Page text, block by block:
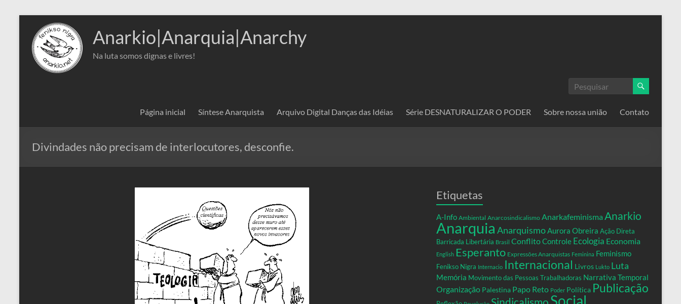
conteúdo
Anarkio|Anarquia|Anarchy
Na luta somos dignas e livres!
Página inicial Síntese Anarquista Arquivo Digital Danças das Idéias Série DESNATURALIZAR O PODER Sobre nossa união Contato
Divindades não precisam de interlocutores, desconfie.
Etiquetas
A-Info Ambiental Anarcosindicalismo Anarkafeminisma Anarkio
Anarquia AnarquismoAurora Obreira Ação Direta
Barricada Libertária Brasil ConflitoControle Ecologia Economia
English Esperanto Expressões Anarquistas Feminina Feminismo
Fenikso Nigra Internacio Internacional Livros Lukto Luta
Memória Movimento das Pessoas Trabalhadoras Narrativa Temporal
Organização Palestina Papo Reto Poder Política Publicação
Social